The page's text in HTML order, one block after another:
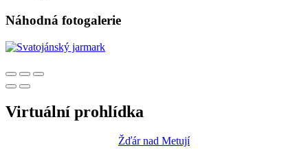
Náhodná fotogalerie
Virtuální prohlídka
Žďár nad Metují